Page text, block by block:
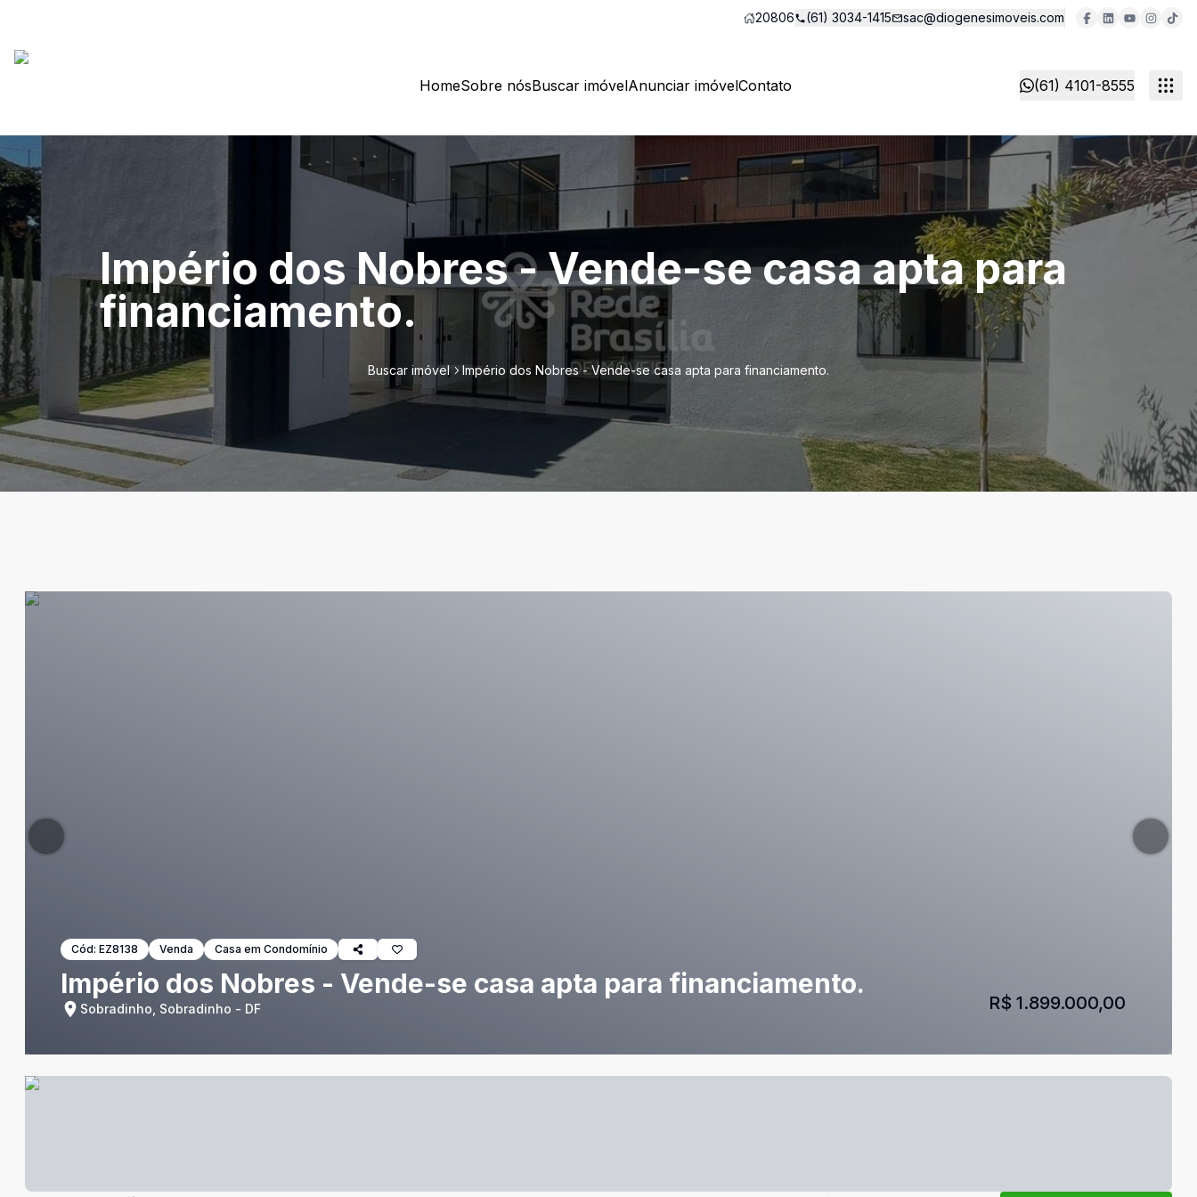
20806 (61) 3034-1415 sac@diogenesimoveis.com
HomeSobre nósBuscar imóvelAnunciar imóvelContato (61) 4101-8555
Império dos Nobres - Vende-se casa apta para
financiamento.
Buscar imóvel Império dos Nobres - Vende-se casa apta para financiamento.
Cód: EZ8138 Venda Casa em Condomínio
Império dos Nobres - Vende-se casa apta para financiamento.
Sobradinho, Sobradinho - DF R$ 1.899.000,00